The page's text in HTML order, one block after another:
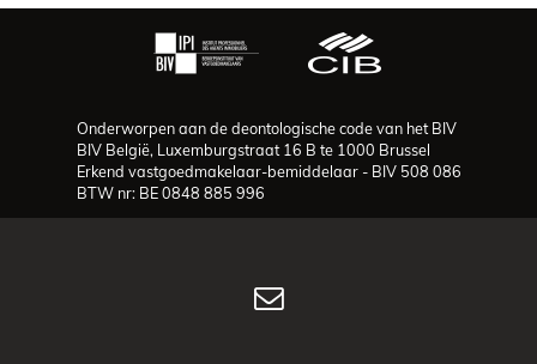
Onderworpen aan de deontologische code van het BIV
BIV België, Luxemburgstraat 16 B te 1000 Brussel
Erkend vastgoedmakelaar-bemiddelaar - BIV 508 086
BTW nr: BE 0848 885 996